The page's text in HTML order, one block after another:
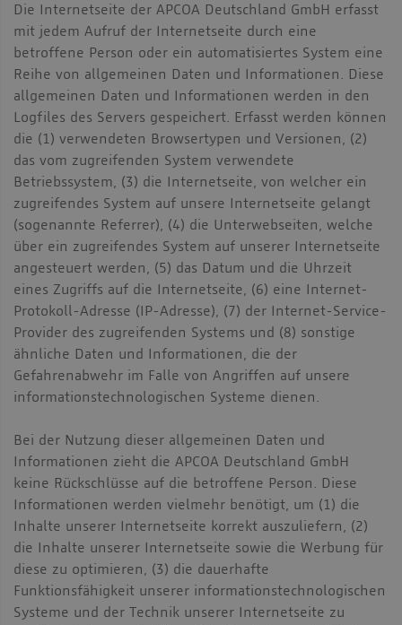
Die Internetseite der APCOA Deutschland GmbH erfasst
mit jedem Aufruf der Internetseite durch eine
betroffene Person oder ein automatisiertes System eine
Reihe von allgemeinen Daten und Informationen. Diese
allgemeinen Daten und Informationen werden in den
Logfiles des Servers gespeichert. Erfasst werden können
die (1) verwendeten Browsertypen und Versionen, (2)
das vom zugreifenden System verwendete
Betriebssystem, (3) die Internetseite, von welcher ein
zugreifendes System auf unsere Internetseite gelangt
(sogenannte Referrer), (4) die Unterwebseiten, welche
über ein zugreifendes System auf unserer Internetseite
angesteuert werden, (5) das Datum und die Uhrzeit
eines Zugriffs auf die Internetseite, (6) eine Internet-
Protokoll-Adresse (IP-Adresse), (7) der Internet-Service-
Provider des zugreifenden Systems und (8) sonstige
ähnliche Daten und Informationen, die der
Gefahrenabwehr im Falle von Angriffen auf unsere
informationstechnologischen Systeme dienen.
Bei der Nutzung dieser allgemeinen Daten und
Informationen zieht die APCOA Deutschland GmbH
keine Rückschlüsse auf die betroffene Person. Diese
Informationen werden vielmehr benötigt, um (1) die
Inhalte unserer Internetseite korrekt auszuliefern, (2)
die Inhalte unserer Internetseite sowie die Werbung für
diese zu optimieren, (3) die dauerhafte
Funktionsfähigkeit unserer informationstechnologischen
Systeme und der Technik unserer Internetseite zu